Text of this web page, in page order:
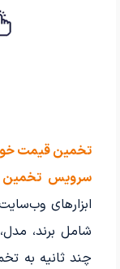
تخمین قیمت
سرویس تخمین
ابزارهای
شامل برند،
چند ثانیه به